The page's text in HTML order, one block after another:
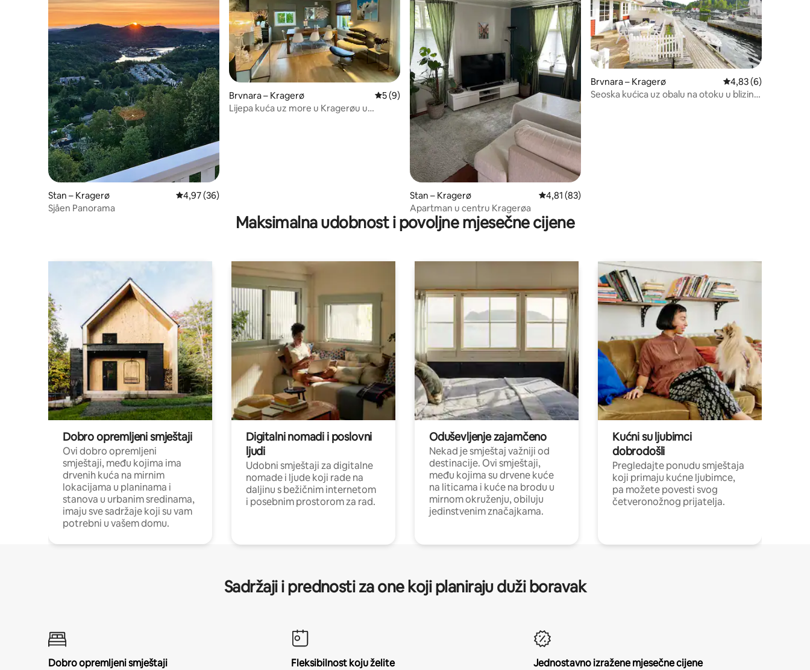
Stan – Kragerø Prosječna ocjena: 4,97/5, recenzija: 36
4,97 (36)
Sjåen Panorama
Brvnara – Kragerø Prosječna ocjena: 5/5, recenzija: 9
5 (9)
Lijepa kuća uz more u Kragerøu u
Stan – Kragerø Prosječna ocjena: 4,81/5, recenzija: 83
4,81 (83)
Apartman u centru Kragerøa
Brvnara – Kragerø Prosječna ocjena:
4,83 (6)
Seoska kućica uz obalu na otoku u blizini
Maksimalna udobnost i povoljne mjesečne cijene
Dobro opremljeni smještaji
Ovi dobro opremljeni
smještaji, među kojima ima
drvenih kuća na mirnim
lokacijama u planinama i
stanova u urbanim sredinama,
imaju sve sadržaje koji su vam
potrebni u vašem domu.
Digitalni nomadi i poslovni
ljudi
Udobni smještaji za digitalne
nomade i ljude koji rade na
daljinu s bežičnim internetom
i posebnim prostorom za rad.
Oduševljenje zajamčeno
Nekad je smještaj važniji od
destinacije. Ovi smještaji,
među kojima su drvene kuće
na liticama i kuće na brodu u
mirnom okruženju, obiluju
jedinstvenim značajkama.
Kućni su ljubimci
dobrodošli
Pregledajte ponudu smještaja
koji primaju kućne ljubimce,
pa možete povesti svog
četveronožnog prijatelja.
Sadržaji i prednosti za one koji planiraju duži boravak
Dobro opremljeni smještaji
Fleksibilnost koju želite
Jednostavno izražene mjesečne cijene